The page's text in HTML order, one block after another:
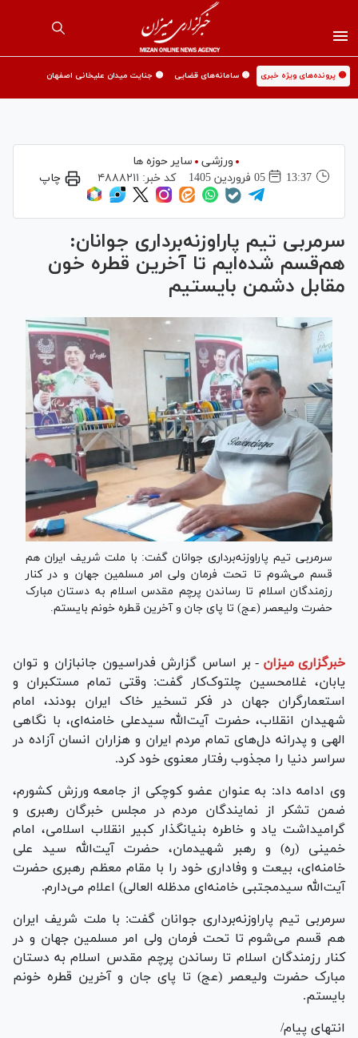
🟡 پرونده‌های ویژه خبری 🟡 سامانه‌های قضایی 🟡 جنایت میدان علیخانی اصفهان
ورزشی
سایر حوزه ها
13:37
05 فروردين 1405 کد خبر: ۴۸۸۸۲۱۱ چاپ
سرمربی تیم پاراوزنه‌برداری جوانان:
هم‌قسم شده‌ایم تا آخرین قطره خون
مقابل دشمن بایستیم
سرمربی تیم پاراوزنه‌برداری جوانان گفت: با ملت شریف ایران هم
قسم می‌شوم تا تحت فرمان ولی امر مسلمین جهان و در کنار
رزمندگان اسلام تا رساندن پرچم مقدس اسلام به دستان مبارک
حضرت ولیعصر (عج) تا پای جان و آخرین قطره خونم بایستم.
خبرگزاری میزان - بر اساس گزارش فدراسیون جانبازان و توان
یابان، غلامحسین چلتوک‌کار گفت: وقتی تمام مستکبران و
استعمارگران جهان در فکر تسخیر خاک ایران بودند، امام
شهیدان انقلاب، حضرت آیت‌الله سیدعلی خامنه‌ای، با نگاهی
الهی و پدرانه دل‌های تمام مردم ایران و هزاران انسان آزاده در
سراسر دنیا را مجذوب رفتار معنوی خود کرد.
وی ادامه داد: به عنوان عضو کوچکی از جامعه ورزش کشورم،
ضمن تشکر از نمایندگان مردم در مجلس خبرگان رهبری و
گرامیداشت یاد و خاطره بنیانگذار کبیر انقلاب اسلامی، امام
خمینی (ره) و رهبر شهیدمان، حضرت آیت‌الله سید علی
خامنه‌ای، بیعت و وفاداری خود را با مقام معظم رهبری حضرت
آیت‌الله سیدمجتبی خامنه‌ای مدظله العالی) اعلام می‌دارم.
سرمربی تیم پاراوزنه‌برداری جوانان گفت: با ملت شریف ایران
هم قسم می‌شوم تا تحت فرمان ولی امر مسلمین جهان و در
کنار رزمندگان اسلام تا رساندن پرچم مقدس اسلام به دستان
مبارک حضرت ولیعصر (عج) تا پای جان و آخرین قطره خونم
بایستم.
انتهای پیام/